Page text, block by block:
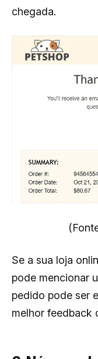
chegada.
Se a sua loja
pode mencionar
pedido pode ser
melhor feedback